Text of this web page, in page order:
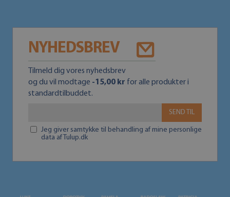
NYHEDSBREV
Tilmeld dig vores nyhedsbrev
og du vil modtage -15,00 kr for alle produkter i
standardtilbuddet.
SEND TIL
Jeg giver samtykke til behandling af mine personlige
data af Tulup.dk